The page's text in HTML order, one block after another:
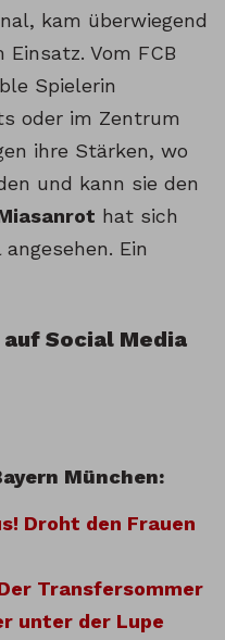
kam überwiegend
Vom FCB
Spielerin
oder im Zentrum
ihre Stärken, wo
und kann sie den
hat sich
Ein
Social Media
München:
Droht den Frauen
Transfersommer
unter der Lupe